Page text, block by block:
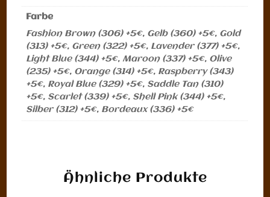
Farbe
Fashion Brown (306) +5€, Gelb (360) +5€, Gold
(313) +5€, Green (322) +5€, Lavender (377) +5€,
Light Blue (344) +5€, Maroon (337) +5€, Olive
(235) +5€, Orange (314) +5€, Raspberry (343)
+5€, Royal Blue (329) +5€, Saddle Tan (310)
+5€, Scarlet (339) +5€, Shell Pink (344) +5€,
Silber (312) +5€, Bordeaux (336) +5€
Ähnliche Produkte